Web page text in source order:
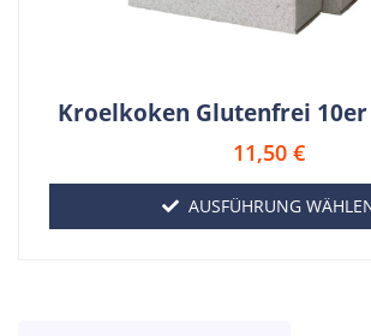
Kroelkoken Glutenfrei 10er
11,50 €
AUSFÜHRUNG